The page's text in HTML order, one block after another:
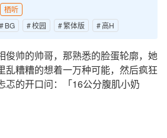
栖听
BG 校园 繁体版 高H
俊帅的帅哥，那熟悉的脸蛋轮廓，她
乱糟糟的想着一万种可能，然后疯狂
忑的开口问：「16公分腹肌小奶